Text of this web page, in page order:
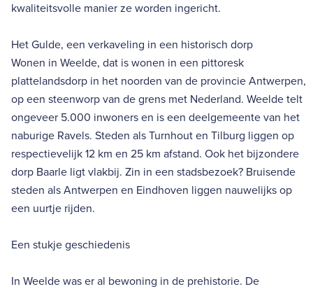
kwaliteitsvolle manier ze worden ingericht.
Het Gulde, een verkaveling in een historisch dorp
Wonen in Weelde, dat is wonen in een pittoresk
plattelandsdorp in het noorden van de provincie Antwerpen,
op een steenworp van de grens met Nederland. Weelde telt
ongeveer 5.000 inwoners en is een deelgemeente van het
naburige Ravels. Steden als Turnhout en Tilburg liggen op
respectievelijk 12 km en 25 km afstand. Ook het bijzondere
dorp Baarle ligt vlakbij. Zin in een stadsbezoek? Bruisende
steden als Antwerpen en Eindhoven liggen nauwelijks op
een uurtje rijden.
Een stukje geschiedenis
In Weelde was er al bewoning in de prehistorie. De